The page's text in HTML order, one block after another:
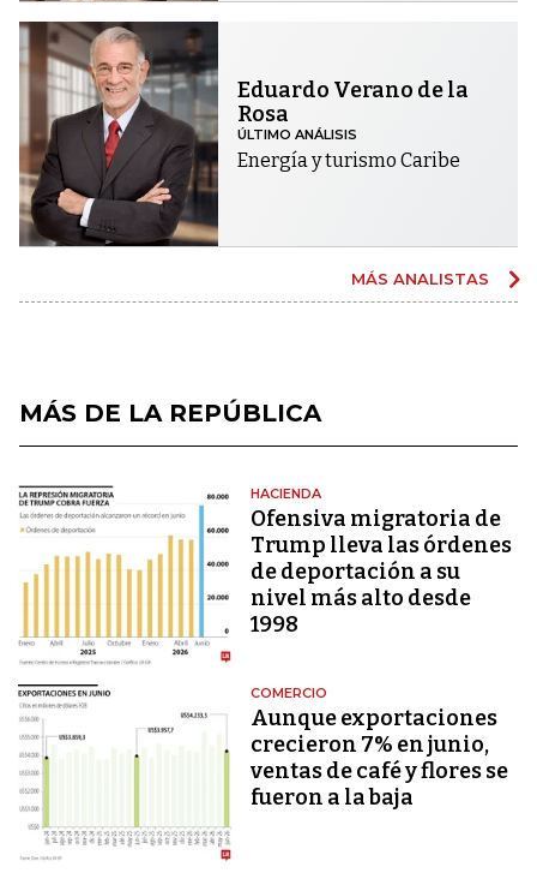
Eduardo Verano de la
Rosa
ÚLTIMO ANÁLISIS
Energía y turismo Caribe
MÁS ANALISTAS
MÁS DE LA REPÚBLICA
HACIENDA
Ofensiva migratoria de
Trump lleva las órdenes
de deportación a su
nivel más alto desde
1998
COMERCIO
Aunque exportaciones
crecieron 7% en junio,
ventas de café y flores se
fueron a la baja